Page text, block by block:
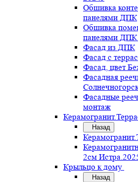
Обшивка
панелями ДПК
Обшивка
панелями ДПК
Фасад из ДПК
Фасад с
Фасад, цвет
Фасадная
Фасадные
монтаж
Назад
2см
Крыльцо к дому
Назад